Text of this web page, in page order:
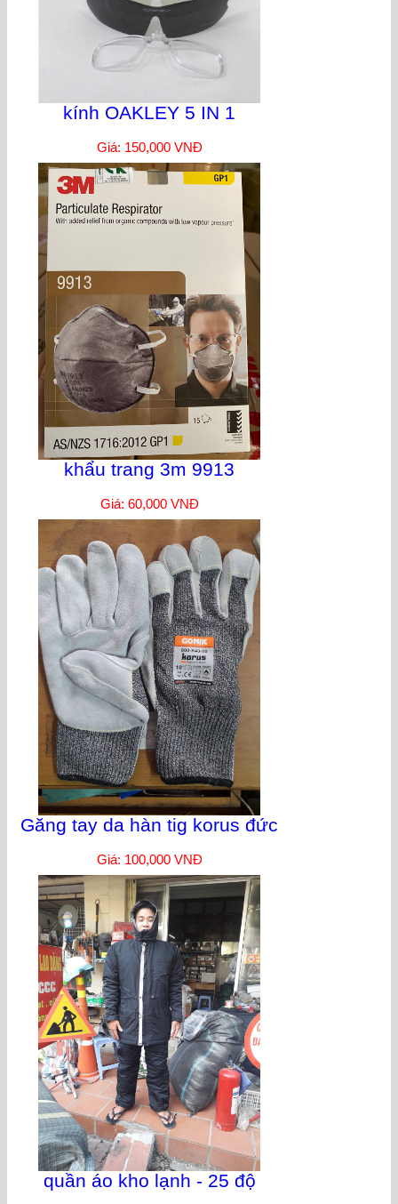
kính OAKLEY 5 IN 1
Giá: 150,000 VNĐ
khẩu trang 3m 9913
Giá: 60,000 VNĐ
Găng tay da hàn tig korus đức
Giá: 100,000 VNĐ
quần áo kho lạnh - 25 độ